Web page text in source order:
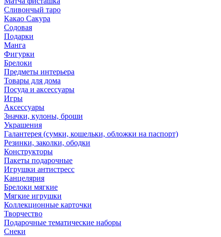
Сливончый таро
Какао Сакура
Содовая
Подарки
Манга
Фигурки
Брелоки
Предметы интерьера
Товары для дома
Посуда и аксессуары
Игры
Аксессуары
Значки, кулоны, броши
Украшения
Галантерея (сумки, кошельки, обложки на паспорт)
Резинки, заколки, ободки
Конструкторы
Пакеты подарочные
Игрушки антистресс
Канцелярия
Брелоки мягкие
Мягкие игрушки
Коллекционные карточки
Творчество
Подарочные тематические наборы
Снеки